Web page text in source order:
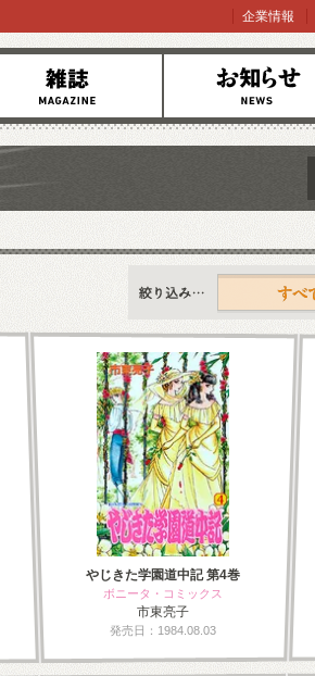
お知らせ
企業情報
すべて
やじきた学園道中記 第4巻
ボニータ・コミックス
市東亮子
発売日：1984.08.03